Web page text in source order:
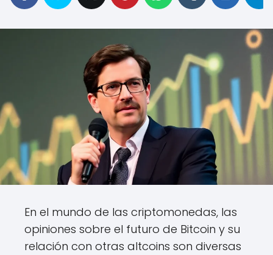
En el mundo de las criptomonedas, las
opiniones sobre el futuro de Bitcoin y su
relación con otras altcoins son diversas